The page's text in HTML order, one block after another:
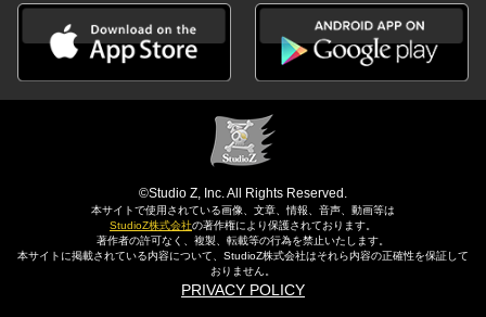
©Studio Z, Inc. All Rights Reserved.
本サイトで使用されている画像、文章、情報、音声、動画等は
StudioZ株式会社の著作権により保護されております。
著作者の許可なく、複製、転載等の行為を禁止いたします。
本サイトに掲載されている内容について、StudioZ株式会社はそれら内容の正確性を保証して
おりません。
PRIVACY POLICY